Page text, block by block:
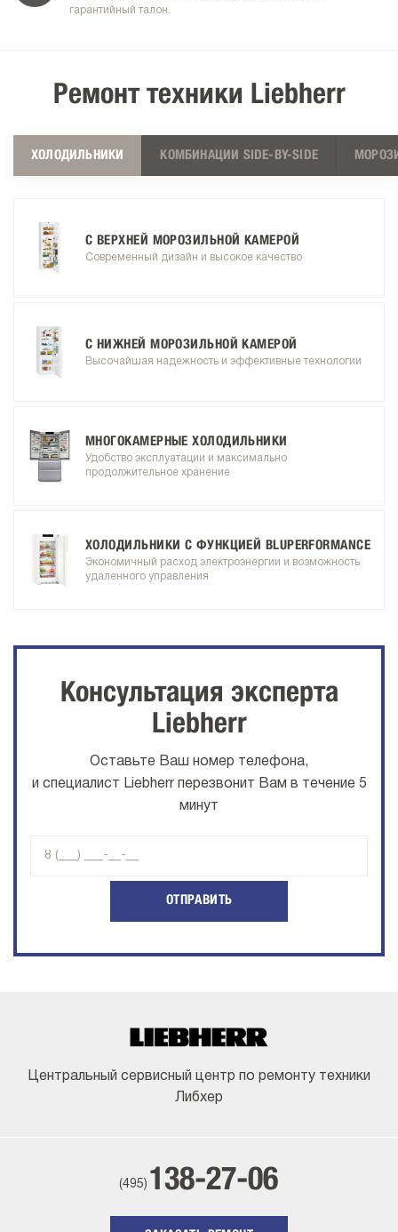
гарантийный талон.
Ремонт техники Liebherr
ХОЛОДИЛЬНИКИ КОМБИНАЦИИ SIDE-BY-SIDE
С ВЕРХНЕЙ МОРОЗИЛЬНОЙ КАМЕРОЙ
Современный дизайн и высокое качество
С НИЖНЕЙ МОРОЗИЛЬНОЙ КАМЕРОЙ
Высочайшая надежность и эффективные технологии
МНОГОКАМЕРНЫЕ ХОЛОДИЛЬНИКИ
Удобство эксплуатации и максимально
продолжительное хранение
ХОЛОДИЛЬНИКИ С ФУНКЦИЕЙ BLUPERFORMANCE
Экономичный расход электроэнергии и возможность
удаленного управления
Консультация эксперта
Liebherr
Оставьте Ваш номер телефона,
и специалист Liebherr перезвонит Вам в течение 5
минут
ОТПРАВИТЬ
Центральный сервисный центр по ремонту техники
Либхер
(495) 138-27-06